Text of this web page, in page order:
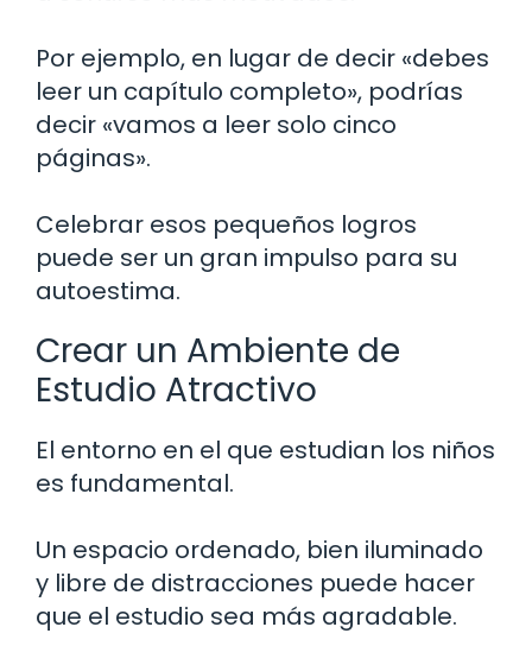
Por ejemplo, en lugar de decir «debes
leer un capítulo completo», podrías
decir «vamos a leer solo cinco
páginas».
Celebrar esos pequeños logros
puede ser un gran impulso para su
autoestima.
Crear un Ambiente de
Estudio Atractivo
El entorno en el que estudian los niños
es fundamental.
Un espacio ordenado, bien iluminado
y libre de distracciones puede hacer
que el estudio sea más agradable.